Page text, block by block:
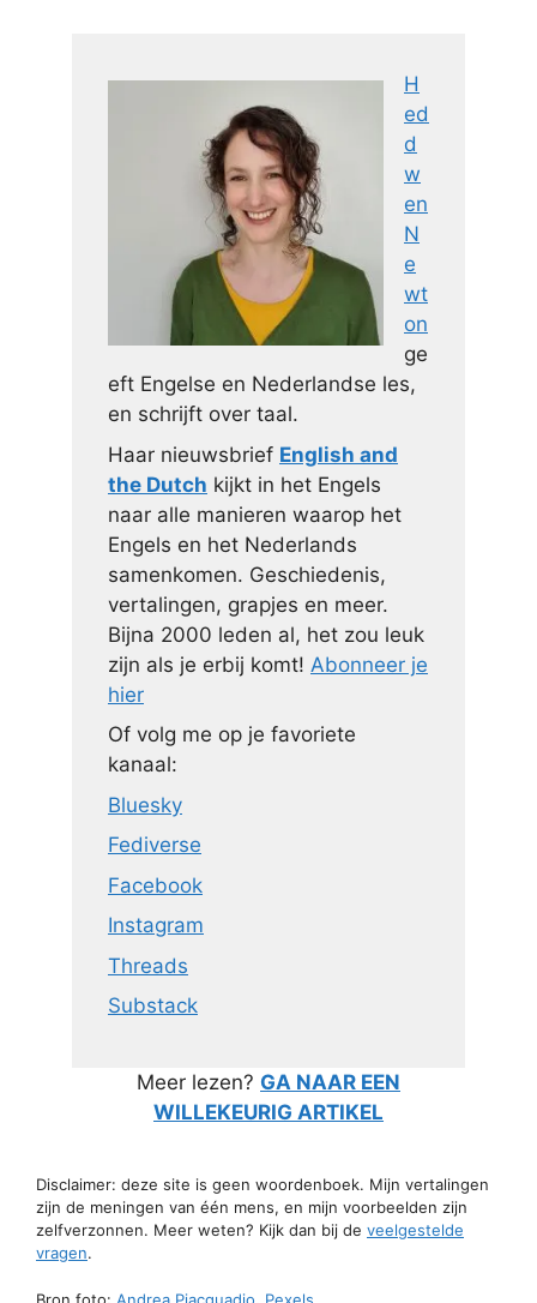
H
ed
d
w
en
N
e
wt
on
ge
eft Engelse en Nederlandse les,
en schrijft over taal.
Haar nieuwsbrief English and
the Dutch kijkt in het Engels
naar alle manieren waarop het
Engels en het Nederlands
samenkomen. Geschiedenis,
vertalingen, grapjes en meer.
Bijna 2000 leden al, het zou leuk
zijn als je erbij komt! Abonneer je
hier
Of volg me op je favoriete
kanaal:
Bluesky
Fediverse
Facebook
Instagram
Threads
Substack
Meer lezen? GA NAAR EEN
WILLEKEURIG ARTIKEL
Disclaimer: deze site is geen woordenboek. Mijn vertalingen
zijn de meningen van één mens, en mijn voorbeelden zijn
zelfverzonnen. Meer weten? Kijk dan bij de veelgestelde
vragen.
Bron foto: Andrea Piacquadio, Pexels